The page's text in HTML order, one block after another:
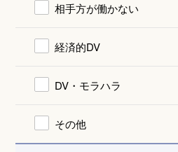
相手方が働かない
経済的DV
DV・モラハラ
その他